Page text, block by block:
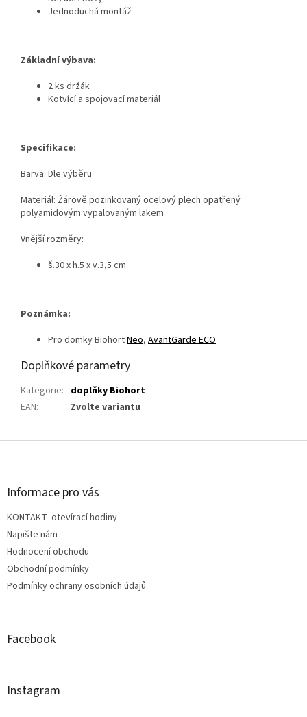
Jednoduchá montáž
Základní výbava:
2 ks držák
Kotvící a spojovací materiál
Specifikace:
Barva: Dle výběru
Materiál: Žárově pozinkovaný ocelový plech opatřený
polyamidovým vypalovaným lakem
Vnější rozměry:
š.30 x h.5 x v.3,5 cm
Poznámka:
Pro domky BiohortNeo, AvantGarde ECO
Doplňkové parametry
Kategorie: doplňky Biohort
EAN: Zvolte variantu
Z
Informace pro vás
KONTAKT- otevírací hodiny
Napište nám
Hodnocení obchodu
Obchodní podmínky
Podmínky ochrany osobních údajů
Facebook
Instagram